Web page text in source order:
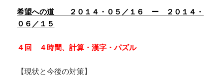
希望への道 ２０１４・０５／１６ ー ２０１４・
０６／１５
４回 ４時間、計算・漢字・パズル
【現状と今後の対策】